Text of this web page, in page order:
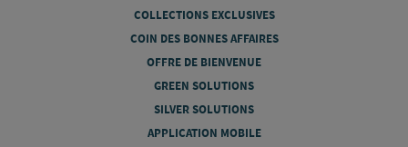
COLLECTIONS EXCLUSIVES
COIN DES BONNES AFFAIRES
OFFRE DE BIENVENUE
GREEN SOLUTIONS
SILVER SOLUTIONS
APPLICATION MOBILE